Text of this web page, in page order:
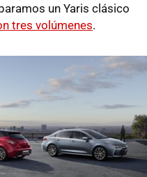
un Yaris clásico
tres volúmenes.